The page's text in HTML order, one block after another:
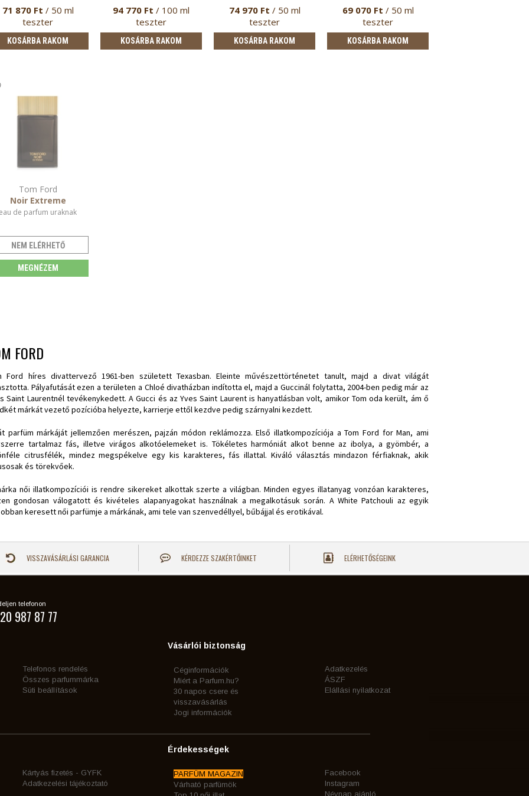
71 870 Ft / 50 ml
teszter
KOSÁRBA RAKOM
94 770 Ft / 100 ml
teszter
KOSÁRBA RAKOM
74 970 Ft / 50 ml
teszter
KOSÁRBA RAKOM
69 070 Ft / 50 ml
teszter
KOSÁRBA RAKOM
Tom Ford
Noir Extreme
de parfum uraknak
NEM ELÉRHETŐ
MEGNÉZEM
FORD
Ford híres divattervező 1961-ben született Texasban. Eleinte művészettörténetet tanult, majd a divat világát
Pályafutását ezen a területen a Chloé divatházban indította el, majd a Guccinál folytatta, 2004-ben pedig már az
Saint Laurentnél tevékenykedett. A Gucci és az Yves Saint Laurent is hanyatlásban volt, amikor Tom oda került, ám ő
márkát vezető pozícióba helyezte, karrierje ettől kezdve pedig szárnyalni kezdett.
parfüm márkáját jellemzően merészen, pajzán módon reklámozza. Első illatkompozíciója a Tom Ford for Man, ami
tartalmaz fás, illetve virágos alkotóelemeket is. Tökéletes harmóniát alkot benne az ibolya, a gyömbér, a
citrusfélék, mindez megspékelve egy kis karakteres, fás illattal. Kiváló választás mindazon férfiaknak, akik
és törekvőek.
női illatkompozíciói is rendre sikereket alkottak szerte a világban. Minden egyes illatanyag vonzóan karakteres,
gondosan válogatott és kivételes alapanyagokat használnak a megalkotásuk során. A White Patchouli az egyik
keresett női parfümje a márkának, ami tele van szenvedéllyel, bűbájjal és erotikával.
VISSZAVÁSÁRLÁSI GARANCIA KÉRDEZZE SZAKÉRTŐINKET ELÉRHETŐSÉGEINK
telefonon
987 87 77
Telefonos rendelés
Összes parfummárka
Süti beállítások
Vásárlói biztonság
Céginformációk
Miért a Parfum.hu?
30 napos csere és
visszavásárlás
Jogi információk
Adatkezelés
ÁSZF
Elállási nyilatkozat
Kártyás fizetés - GYFK
Adatkezelési tájékoztató
Érdekességek
PARFÜM MAGAZIN
Várható parfümök
Facebook
Instagram
Névnap ajánló